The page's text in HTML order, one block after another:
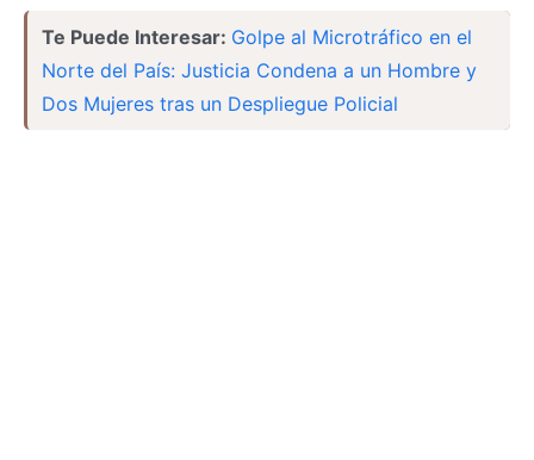
Te Puede Interesar: Golpe al Microtráfico en el
Norte del País: Justicia Condena a un Hombre y
Dos Mujeres tras un Despliegue Policial